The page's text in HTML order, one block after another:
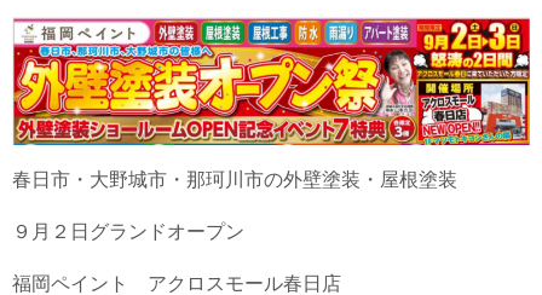
春日市・大野城市・那珂川市の外壁塗装・屋根塗装
９月２日グランドオープン
福岡ペイント アクロスモール春日店